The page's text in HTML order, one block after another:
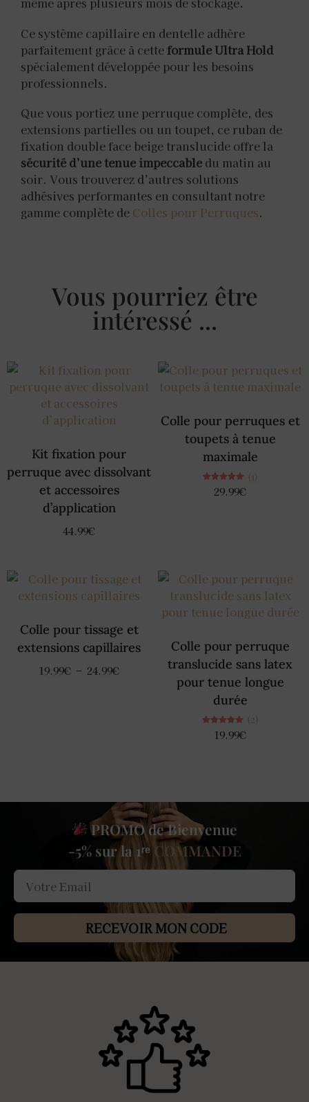
Ce système capillaire en dentelle adhère
parfaitement grâce à cetteformule Ultra Hold
spécialement développée pour les besoins
professionnels.
Que vous portiez une perruque complète, des
extensions partielles ou un toupet, ce ruban de
fixation double face beige translucide offre la
sécurité d’une tenue impeccable du matin au
soir. Vous trouverez d’autres solutions
adhésives performantes en consultant notre
gamme complète de Colles pour Perruques.
Vous pourriez être
intéressé ...
Kit fixation pour
perruque avec dissolvant
et accessoires
d’application
44.99€
Colle pour perruques et
toupets à tenue
maximale
Note
5.00
(1)
29.99€
Colle pour tissage et
extensions capillaires
19.99€ – 24.99€
Colle pour perruque
translucide sans latex
pour tenue longue
durée
Note
5.00
(2)
19.99€
PROMO de Bienvenue
-5% sur la 1ʳᵉ COMMANDE
RECEVOIR MON CODE